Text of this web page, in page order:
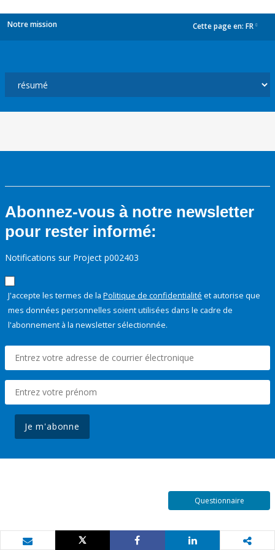
Notre mission Cette page en: FR
Abonnez-vous à notre newsletter
pour rester informé:
Notifications sur Project p002403
J'accepte les termes de la Politique de confidentialité et autorise que
mes données personnelles soient utilisées dans le cadre de
l'abonnement à la newsletter sélectionnée.
Je m'abonne
Questionnaire